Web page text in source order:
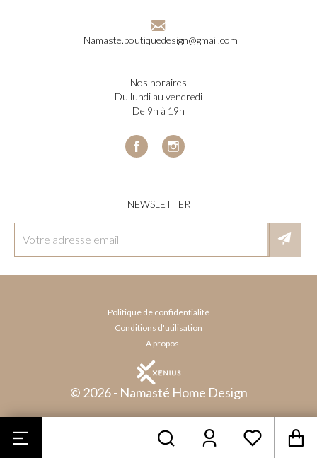
Namaste.boutiquedesign@gmail.com
nos horaires
du lundi au vendredi
de 9h à 19h
Facebook
NEWSLETTER
© 2026 - Namasté Home Design
Politique de confidentialité
Conditions d'utilisation
A propos